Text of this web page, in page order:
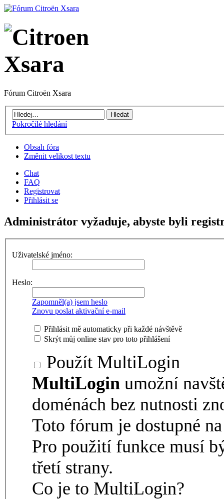
Fórum Citroën Xsara
Pokročilé hledání
Obsah fóra
Změnit velikost textu
Chat
FAQ
Registrovat
Přihlásit se
Administrátor vyžaduje, abyste byli
Uživatelské jméno:
Heslo:
Zapomněl(a) jsem heslo
Znovu poslat aktivační e-mail
Přihlásit mě automaticky při každé návštěvě
Skrýt můj online stav pro toto přihlášení
Použít MultiLogin
MultiLogin umožní
doménách bez nutnosti
Toto fórum je dostupné
Pro použití funkce musí
třetí strany.
Co je to MultiLogin?